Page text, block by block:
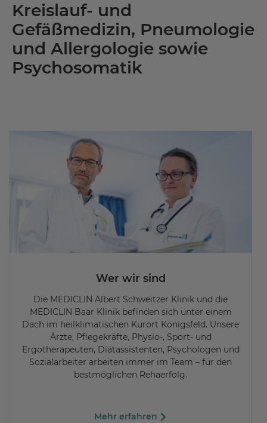
Kreislauf- und
Gefäßmedizin, Pneumologie
und Allergologie sowie
Psychosomatik
Wer wir sind
Die MEDICLIN Albert Schweitzer Klinik und die
MEDICLIN Baar Klinik befinden sich unter einem
Dach im heilklimatischen Kurort Königsfeld. Unsere
Ärzte, Pflegekräfte, Physio-, Sport- und
Ergotherapeuten, Diätassistenten, Psychologen und
Sozialarbeiter arbeiten immer im Team – für den
bestmöglichen Rehaerfolg.
Mehr erfahren